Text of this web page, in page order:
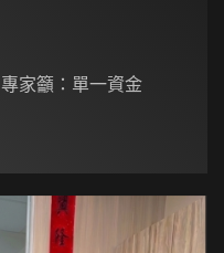
家籲：單一資金